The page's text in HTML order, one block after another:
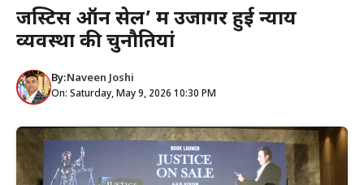
जस्टिस ऑन सेल’ में उजागर हुई न्याय
व्यवस्था की चुनौतियां
By:Naveen Joshi
On: Saturday, May 9, 2026 10:30 PM